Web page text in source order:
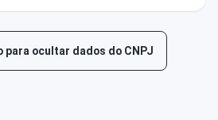
para ocultar dados do CNPJ